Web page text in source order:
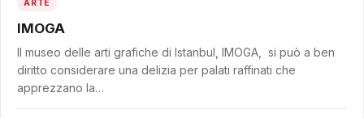
ARTE
IMOGA
Il museo delle arti grafiche di Istanbul, IMOGA, si può a ben
diritto considerare una delizia per palati raffinati che
apprezzano la…